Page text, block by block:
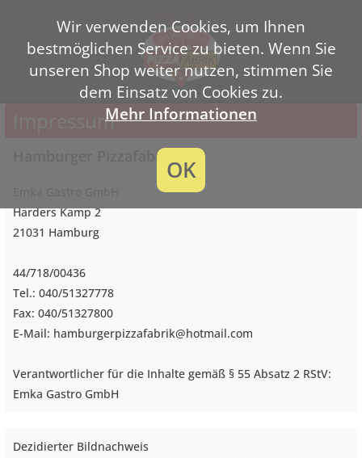
Impressum
Hamburger Pizzafabrik
Harders Kamp 2
21031 Hamburg
44/718/00436
Tel.: 040/51327778
Fax: 040/51327800
E-Mail: hamburgerpizzafabrik@hotmail.com
Verantwortlicher für die Inhalte gemäß § 55 Absatz 2 RStV:
Emka Gastro GmbH
Dezidierter Bildnachweis
Wir verwenden Cookies, um Ihnen
bestmöglichen Service zu bieten. Wenn Sie
unseren Shop weiter nutzen, stimmen Sie
dem Einsatz von Cookies zu.
Mehr Informationen
OK